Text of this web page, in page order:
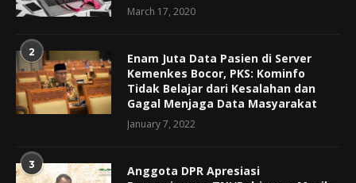
March 17, 2020
2
Enam Juta Data Pasien di Server
Kemenkes Bocor, PKS: Kominfo
Tidak Belajar dari Kesalahan dan
Gagal Menjaga Data Masyarakat
January 7, 2022
3
Anggota DPR Apresiasi